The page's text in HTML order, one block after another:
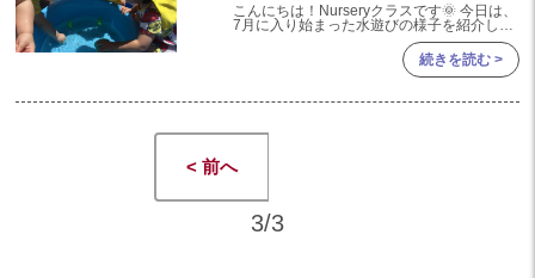
2024年 05月(21)
こんにちは！Nurseryクラスです🌞 今日は、
7月に入り始まった水遊びの様子を紹介した
「わ～！」と目をキラキラ輝かせるNursery
続きを読む >
< 前へ
3/3